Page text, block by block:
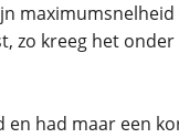
zo kreeg het
en had maar een